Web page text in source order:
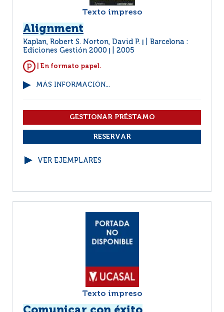
Texto impreso
Alignment
Kaplan, Robert S. Norton, David P.
Barcelona :
Ediciones Gestión 2000
2005
| En formato papel.
MÁS INFORMACIÓN...
VER EJEMPLARES
Texto impreso